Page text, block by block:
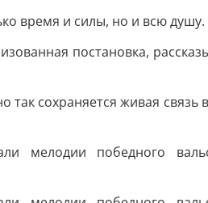
время и силы, но и всю душу.
постановка,
сохраняется живая